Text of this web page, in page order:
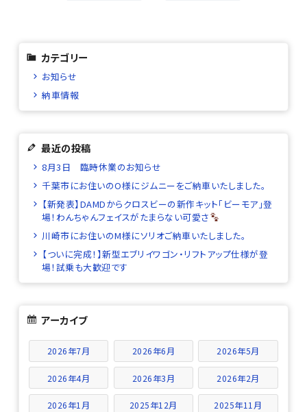
カテゴリー
お知らせ
納車情報
最近の投稿
8月3日 臨時休業のお知らせ
千葉市にお住いのO様にジムニーをご納車いたしました。
【新発表】DAMDからクロスビーの新作キット「ビーモア」登
場！わんちゃんフェイスがたまらない可愛さ
川崎市にお住いのM様にソリオご納車いたしました。
【ついに完成！】新型エブリイワゴン・リフトアップ仕様が登
場！試乗も大歓迎です
アーカイブ
2026年7月 2026年6月 2026年5月
2026年4月 2026年3月 2026年2月
2026年1月 2025年12月 2025年11月